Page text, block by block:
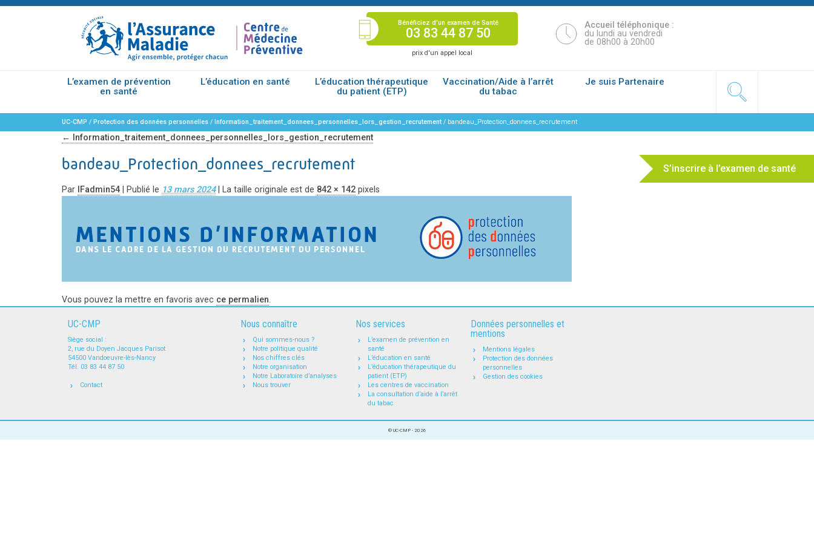
S’inscrire à l’examen de santé
Bénéficiez d'un examen de Santé
03 83 44 87 50
prix d'un appel local
Accueil téléphonique :
du lundi au vendredi
de 08h00 à 20h00
L’examen de prévention
en santé
L’éducation en santé
L’éducation thérapeutique
du patient (ETP)
Vaccination/Aide à l’arrêt
du tabac
Je suis Partenaire
UC-CMP / Protection des données personnelles / Information_traitement_donnees_personnelles_lors_gestion_recrutement / bandeau_Protection_donnees_recrutement
← Information_traitement_donnees_personnelles_lors_gestion_recrutement
bandeau_Protection_donnees_recrutement
Par IFadmin54 Publié le 13 mars 2024 La taille originale est de 842 × 142 pixels
Vous pouvez la mettre en favoris avec ce permalien.
UC-CMP
Siège social :
2, rue du Doyen Jacques Parisot
54500 Vandoeuvre-lès-Nancy
Tél. 03 83 44 87 50
Contact
Nous connaître
Qui sommes-nous ?
Notre politique qualité
Nos chiffres clés
Notre organisation
Notre Laboratoire d’analyses
Nous trouver
Nos services
L’examen de prévention en
santé
L’éducation en santé
L’éducation thérapeutique du
patient (ETP)
Les centres de vaccination
La consultation d’aide à l’arrêt
du tabac
Données personnelles et
mentions
Mentions légales
Protection des données
personnelles
Gestion des cookies
© UC-CMP - 2026